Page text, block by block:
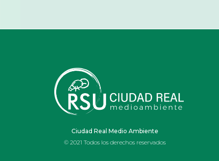
Ciudad Real Medio Ambiente
© 2021 Todos los derechos reservados
del Ies Ojos del Guadiana de Daimiel con residuos y
material reciclable 100%.